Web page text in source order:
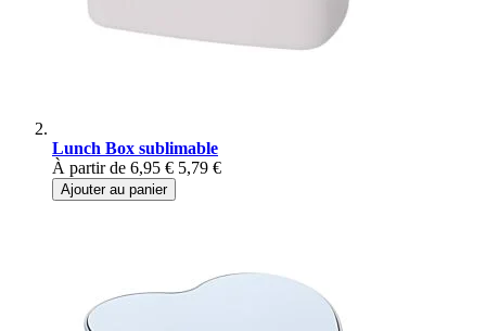
Lunch Box sublimable
À partir de 6,95 € 5,79 €
Ajouter au panier